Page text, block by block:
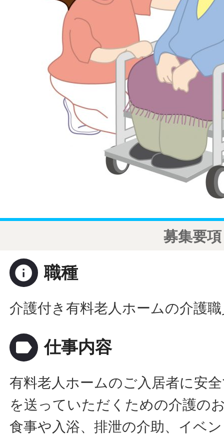
募集要項
info 職種
介護付き有料老人ホームの介護
label 仕事内容
有料老人ホームのご入居者に安
を送っていただくための介護の
食事や入浴、排泄の介助、イベ